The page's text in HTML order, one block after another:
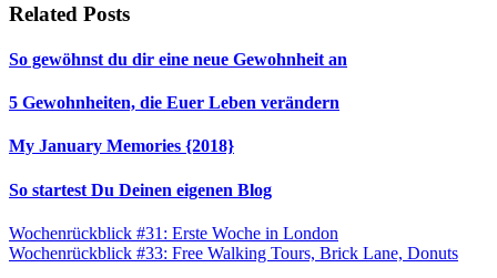
Related Posts
So gewöhnst du dir eine neue Gewohnheit an
5 Gewohnheiten, die Euer Leben verändern
My January Memories {2018}
So startest Du Deinen eigenen Blog
Wochenrückblick #31: Erste Woche in London
Wochenrückblick #33: Free Walking Tours, Brick Lane, Donuts